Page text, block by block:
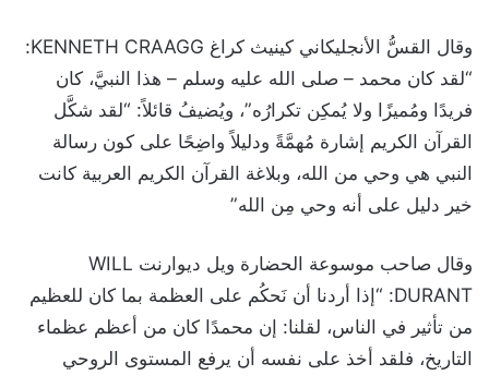
وقال القسُّ الأنجليكاني كينيث كراغ KENNETH CRAAGG:
“لقد كان محمد – صلى الله عليه وسلم – هذا النبيَّ، كان
فريدًا ومُميزًا ولا يُمكِن تكرارُه”، ويُضيفُ قائلاً: “لقد شكَّل
القرآن الكريم إشارة مُهمَّةً ودليلاً واضِحًا على كون رسالة
النبي هي وحي من الله، وبلاغة القرآن الكريم العربية كانت
خير دليل على أنه وحي مِن الله”
وقال صاحب موسوعة الحضارة ويل ديوارنت WILL
DURANT: “إذا أردنا أن نَحكُم على العظمة بما كان للعظيم
من تأثير في الناس، لقلنا: إن محمدًا كان من أعظم عظماء
التاريخ، فلقد أخذ على نفسه أن يرفع المستوى الروحي